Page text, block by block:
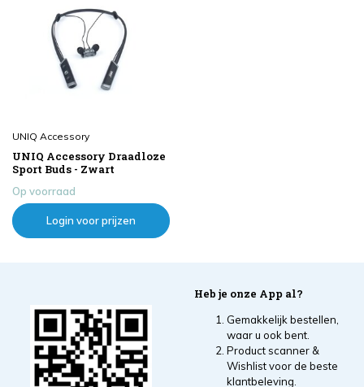
UNIQ Accessory
UNIQ Accessory Draadloze
Sport Buds - Zwart
Op voorraad
Login voor prijzen
Heb je onze App al?
Gemakkelijk bestellen,
waar u ook bent.
Product scanner &
Wishlist voor de beste
klantbeleving.